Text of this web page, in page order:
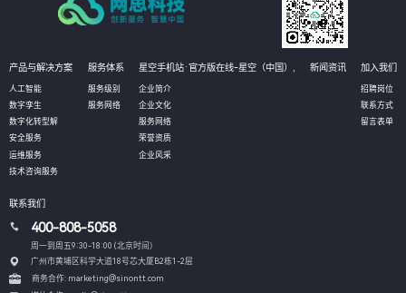
产品与解决方案
人工智能
数字孪生
数字化转型解
安全服务
运维服务
技术咨询服务
服务体系
服务级别
服务网络
星空手机站·官方版在线-星空（中国）,
企业简介
企业文化
服务网络
荣誉资质
企业风采
新闻资讯 加入我们
招聘岗位
联系方式
留言表单
联系我们
400-808-5058
周一到周五9:30-18:00 (北京时间）
广州市黄埔区科学大道18号芯大厦B2栋1-2层
商务合作: marketing@sinontt.com